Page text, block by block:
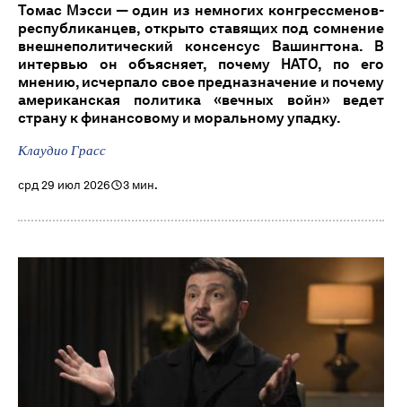
Томас Мэсси — один из немногих конгрессменов-
республиканцев, открыто ставящих под сомнение
внешнеполитический консенсус Вашингтона. В
интервью он объясняет, почему НАТО, по его
мнению, исчерпало свое предназначение и почему
американская политика «вечных войн» ведет
страну к финансовому и моральному упадку.
Клаудио Грасс
срд 29 июл 2026 3 мин.